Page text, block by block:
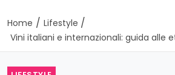
Home / Lifestyle /
Vini italiani e internazionali: guida alle